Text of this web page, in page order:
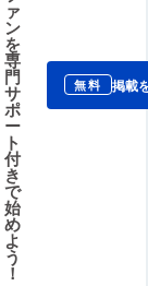
ァ
ン
を
専
門
サ
ポ
ー
ト
付
き
で
始
め
よ
う
！
無料 掲載